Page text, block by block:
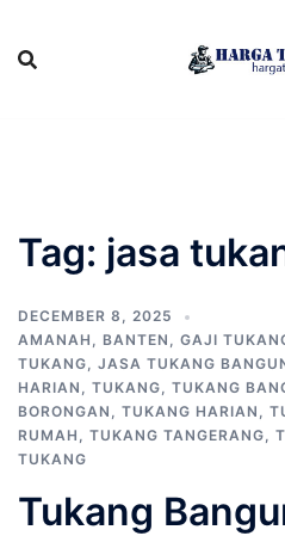
content
Tag: jasa
DECEMBER 8, 2025
AMANAH , BANTEN , GAJI
TUKANG, JASA TUKANG
HARIAN , TUKANG, TUKANG
BORONGAN , TUKANG HARIAN ,
RUMAH , TUKANG TANGERANG,
TUKANG
Tukang